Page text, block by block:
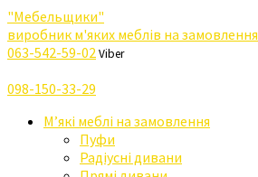
"Мебельщики"
виробник м'яких меблів на замовлення
063-542-59-02Viber
098-150-33-29
М’які меблі на замовлення
Пуфи
Радіусні дивани